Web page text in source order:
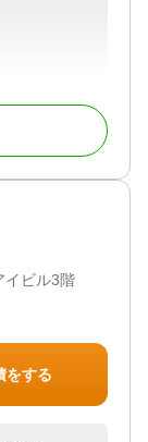
イビル3階
をする